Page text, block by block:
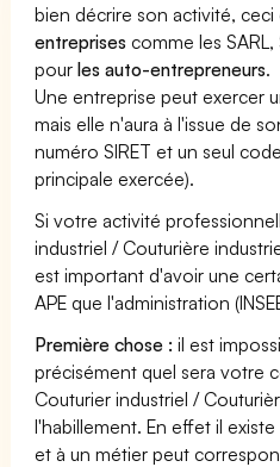
bien décrire son activité,
entreprises comme les
pourles auto-entrepreneurs.
Une entreprise peut exercer
mais elle n'aura à l'issue de
numéro SIRET et un seul
principale exercée).
Si votre activité
industriel / Couturière
est important d'avoir une
APE que l'administration
Première chose : il est
précisément quel sera votre
Couturier industriel /
l'habillement. En effet il existe
et à un métier peut